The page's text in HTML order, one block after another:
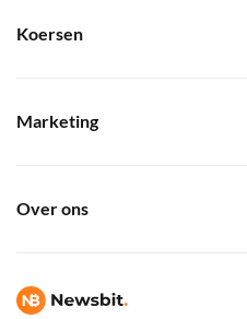
Koersen
Marketing
Over ons